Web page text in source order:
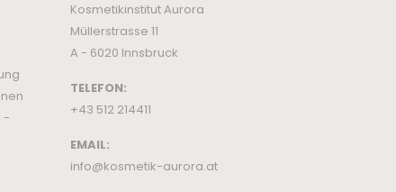
-
Kosmetikinstitut Aurora
Müllerstrasse 11
A - 6020 Innsbruck
TELEFON:
+43 512 214411
EMAIL:
info@kosmetik-aurora.at